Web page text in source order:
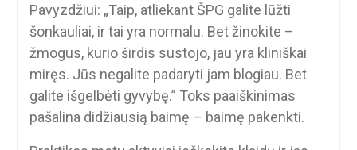
Pavyzdžiui: „Taip, atliekant ŠPG galite lūžti
šonkauliai, ir tai yra normalu. Bet žinokite –
žmogus, kurio širdis sustojo, jau yra kliniškai
miręs. Jūs negalite padaryti jam blogiau. Bet
galite išgelbėti gyvybę.” Toks paaiškinimas
pašalina didžiausią baimę – baimę pakenkti.